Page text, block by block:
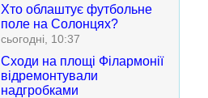
Хто облаштує футбольне
поле на Солонцях?
сьогодні, 10:37
Сходи на площі Філармонії
відремонтували
надгробками